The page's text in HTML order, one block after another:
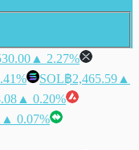
▲ 2.27%
SOL฿2,465.59 ▲
▲ 0.20%
▲ 0.07%